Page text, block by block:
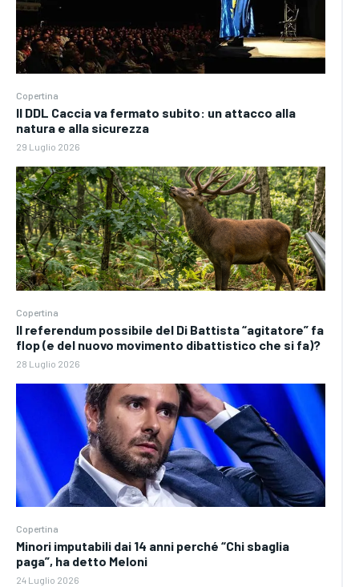
Copertina
Il DDL Caccia va fermato subito: un attacco alla
natura e alla sicurezza
29 Luglio 2026
Copertina
Il referendum possibile del Di Battista “agitatore” fa
flop (e del nuovo movimento dibattistico che si fa)?
28 Luglio 2026
Copertina
Minori imputabili dai 14 anni perché “Chi sbaglia
paga”, ha detto Meloni
24 Luglio 2026